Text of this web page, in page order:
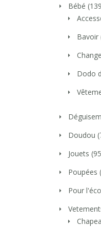
Bébé
Bavoir
Change
Dodo
Doudou
Jouets
Poupées
Pour